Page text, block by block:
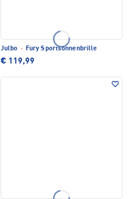
Julbo · Fury Sportsonnenbrille
€ 119,99